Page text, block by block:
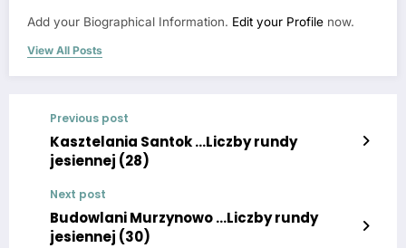
Add your Biographical Information. Edit your Profile now.
View All Posts
Previous post
Kasztelania Santok …Liczby rundy
jesiennej (28)
Next post
Budowlani Murzynowo …Liczby rundy
jesiennej (30)